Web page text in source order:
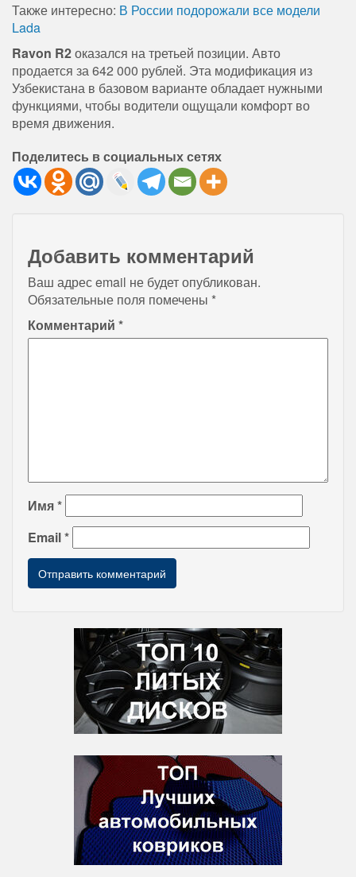
Также интересно: В России подорожали все модели
Lada
Ravon R2оказался на третьей позиции. Авто
продается за 642 000 рублей. Эта модификация из
Узбекистана в базовом варианте обладает нужными
функциями, чтобы водители ощущали комфорт во
время движения.
Поделитесь в социальных сетях
Добавить комментарий
Ваш адрес email не будет опубликован.
Обязательные поля помечены *
Комментарий *
Имя*
Email*